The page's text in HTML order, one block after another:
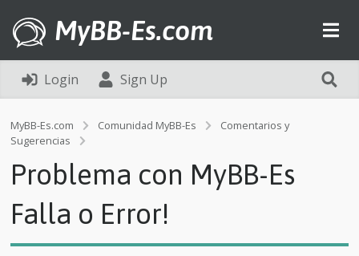
MyBB-Es.com
Login Sign Up
MyBB-Es.com Comunidad MyBB-Es
Comentarios y
Sugerencias
o
b
e
a
Problema con MyBB-Es
Falla o Error!